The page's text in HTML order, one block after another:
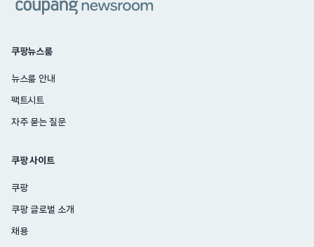
쿠팡뉴스룸
뉴스룸 안내
팩트시트
자주 묻는 질문
쿠팡 사이트
쿠팡
쿠팡 글로벌 소개
채용